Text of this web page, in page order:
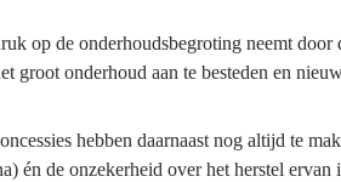
op de onderhoudsbegroting neemt
groot onderhoud aan te besteden en
hebben daarnaast nog altijd te
én de onzekerheid over het herstel